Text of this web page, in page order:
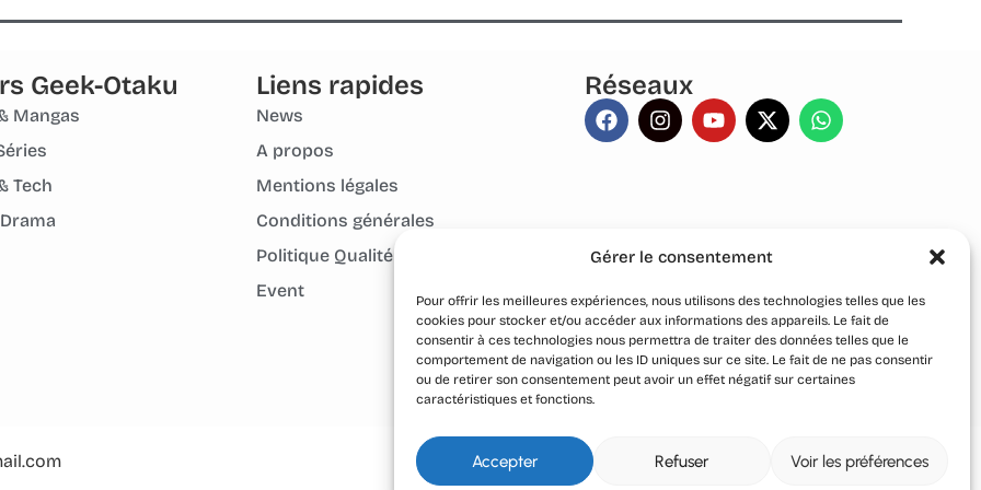
Gérer le consentement
Pour offrir les meilleures expériences, nous utilisons des technologies telles que les
cookies pour stocker et/ou accéder aux informations des appareils. Le fait de
consentir à ces technologies nous permettra de traiter des données telles que le
comportement de navigation ou les ID uniques sur ce site. Le fait de ne pas consentir
ou de retirer son consentement peut avoir un effet négatif sur certaines
caractéristiques et fonctions.
Accepter Refuser Voir les préférences
Geek-Otaku
Mangas
Tech
Liens rapides
News
A propos
Mentions légales
Conditions générales
Politique Qualité Groupe
Event
Réseaux
© 2024 – 2026 Geek Otaku. Tous droits réservés.